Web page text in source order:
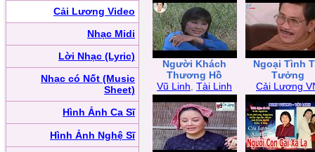
Cải Lương Video
Nhạc Midi
Lời Nhạc (Lyric)
Nhạc có Nốt (Music
Sheet)
Hình Ảnh Ca Sĩ
Hình Ảnh Nghệ Sĩ
Người Khách
Thương Hồ
Vũ Linh Tài Linh
Ngoại Tình
Tưởng
Cải Lương